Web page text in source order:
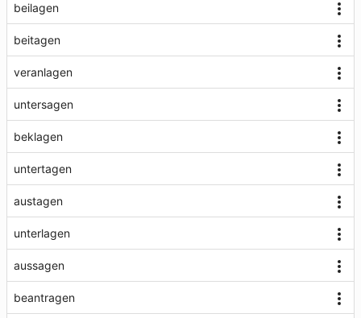
beilagen
beitagen
veranlagen
untersagen
beklagen
untertagen
austagen
unterlagen
aussagen
beantragen